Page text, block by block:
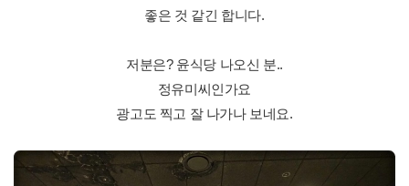
좋은 것 같긴 합니다.
저분은? 윤식당 나오신 분..
정유미씨인가요
광고도 찍고 잘 나가나 보네요.